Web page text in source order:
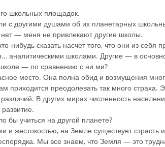
школьных площадок.
с другими душами об их планетарных
— меня не привлекают другие школы.
сказать насчет того, что они из себя
аналитическими школами. Другие — в
— по сравнению с ни ми?
место. Она полна обид и возмущения
преодолевать так много страха.
В других мирах численность
бы учиться на другой планете?
жестокостью, на Земле существует страсть
Мы все знаем, что Земля — это